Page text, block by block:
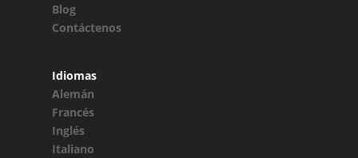
Blog
Contáctenos
Idiomas
Alemán
Francés
Inglés
Italiano